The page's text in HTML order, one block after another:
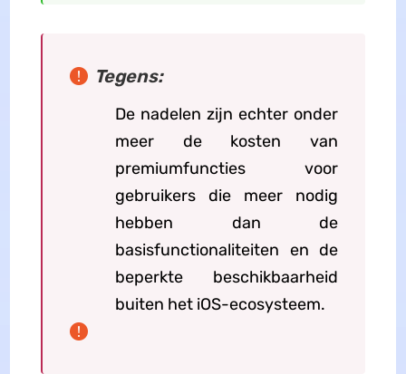
Tegens:
De nadelen zijn echter onder
meer de kosten van
premiumfuncties voor
gebruikers die meer nodig
hebben dan de
basisfunctionaliteiten en de
beperkte beschikbaarheid
buiten het iOS-ecosysteem.